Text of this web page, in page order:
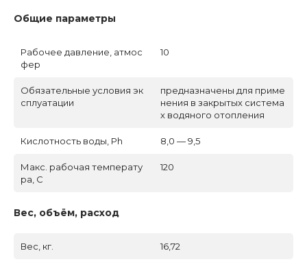
Общие параметры
Рабочее давление, атмос
фер
10
Обязательные условия эк
сплуатации
предназначены для приме
нения в закрытых система
х водяного отопления
Кислотность воды, Ph 8,0 — 9,5
Макс. рабочая температу
ра, C
120
Вес, объём, расход
Вес, кг. 16,72